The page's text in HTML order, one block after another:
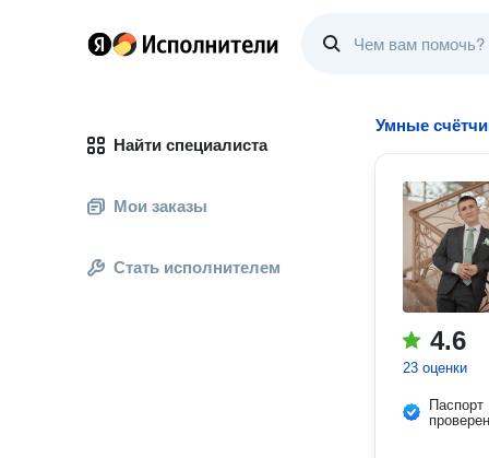
Найти специалиста
Мои заказы
Стать исполнителем
Умные
4.6
23 оценки
Паспорт
проверен